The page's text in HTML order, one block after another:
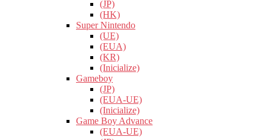
(JP)
(HK)
Super Nintendo
(UE)
(EUA)
(KR)
(Inicialize)
Gameboy
(JP)
(EUA-UE)
(Inicialize)
Game Boy Advance
(EUA-UE)